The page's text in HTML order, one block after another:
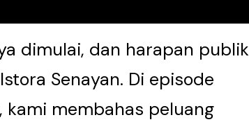
dimulai, dan harapan publik
Senayan. Di episode
kami membahas peluang